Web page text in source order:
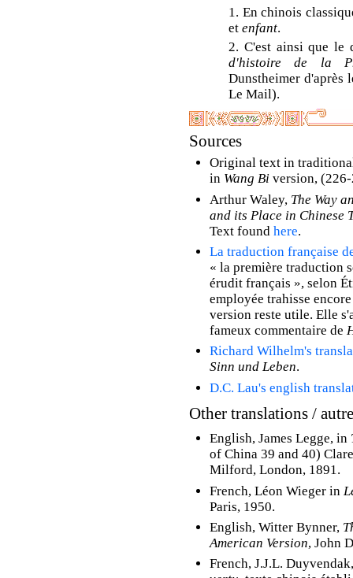
1. En chinois
et enfant.
2. C'est ainsi que le
d'histoire de la
Dunstheimer d'après
Le Mail).
Sources
Original text in
in Wang Bi version,
Arthur Waley, The Way
and its Place in Chinese
Text found here.
La traduction française
« la première traduction
érudit français », selon
employée trahisse
version reste utile. Elle
fameux commentaire de
Richard Wilhelm's
Sinn und Leben.
D.C. Lau's english
Other translations /
English, James Legge, in
of China 39 and 40)
Milford, London, 1891.
French, Léon Wieger in
Paris, 1950.
English, Witter Bynner,
American Version, John
French, J.J.L.